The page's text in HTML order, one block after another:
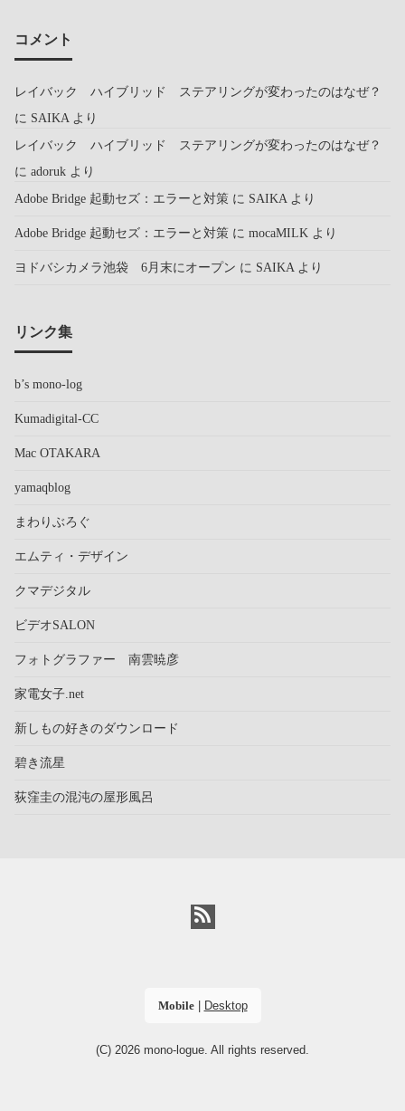
コメント
レイバック ハイブリッド ステアリングが変わったのはなぜ？
に SAIKA より
レイバック ハイブリッド ステアリングが変わったのはなぜ？
に adoruk より
Adobe Bridge 起動セズ：エラーと対策 に SAIKA より
Adobe Bridge 起動セズ：エラーと対策 に mocaMILK より
ヨドバシカメラ池袋 6月末にオープン に SAIKA より
リンク集
b’s mono-log
Kumadigital-CC
Mac OTAKARA
yamaqblog
まわりぶろぐ
エムティ・デザイン
クマデジタル
ビデオSALON
フォトグラファー 南雲暁彦
家電女子.net
新しもの好きのダウンロード
碧き流星
荻窪圭の混沌の屋形風呂
Mobile| Desktop
(C) 2026 mono-logue. All rights reserved.